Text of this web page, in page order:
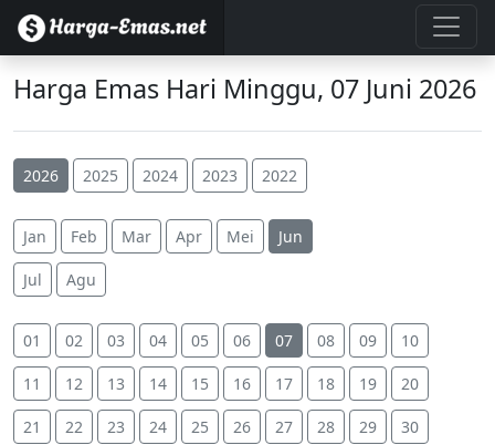
Harga Emas Hari Minggu, 07 Juni 2026
2026 2025 2024 2023 2022
Jan Feb Mar Apr Mei Jun
Jul Agu
01 02 03 04 05 06 07 08 09 10
11 12 13 14 15 16 17 18 19 20
21 22 23 24 25 26 27 28 29 30